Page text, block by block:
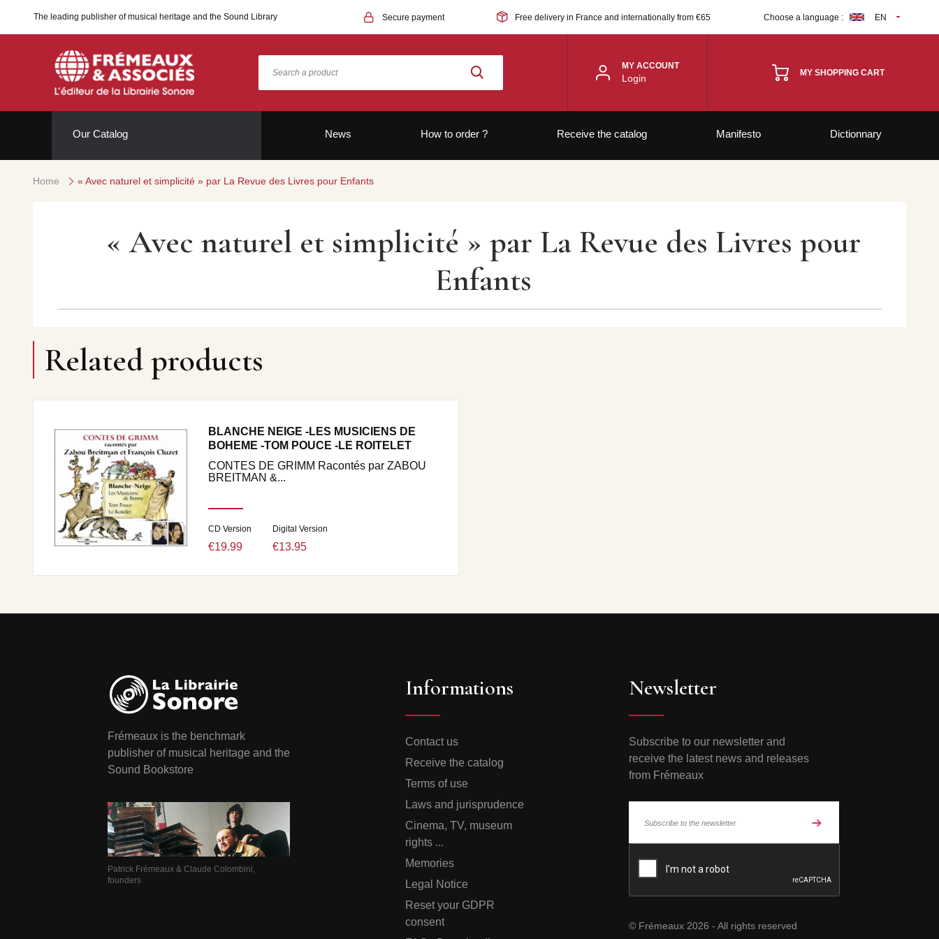
The leading publisher of musical heritage and the Sound Library Secure payment Free delivery in France and internationally from €65 Choose a language : EN
MY ACCOUNT
Login MY SHOPPING CART
Our Catalog News How to order ? Receive the catalog Manifesto Dictionnary
Home « Avec naturel et simplicité » par La Revue des Livres pour Enfants
« Avec naturel et simplicité » par La Revue des Livres pour
Enfants
Related products
BLANCHE NEIGE -LES MUSICIENS DE
BOHEME -TOM POUCE -LE ROITELET
CONTES DE GRIMM Racontés par ZABOU
BREITMAN &...
CD Version
€19.99
Digital Version
€13.95
Frémeaux is the benchmark
publisher of musical heritage and the
Sound Bookstore
Patrick Frémeaux & Claude Colombini,
founders
Informations
Contact us
Receive the catalog
Terms of use
Laws and jurisprudence
Cinema, TV, museum
rights ...
Memories
Legal Notice
Reset your GDPR
consent
Newsletter
Subscribe to our newsletter and
receive the latest news and releases
from Frémeaux
© Frémeaux 2026 - All rights reserved